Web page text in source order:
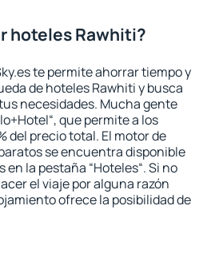
hoteles Rawhiti?
te permite ahorrar tiempo y
de hoteles Rawhiti y busca
necesidades. Mucha gente
que permite a los
del precio total. El motor de
se encuentra disponible
la pestaña “Hoteles“. Si no
el viaje por alguna razón
ofrece la posibilidad de